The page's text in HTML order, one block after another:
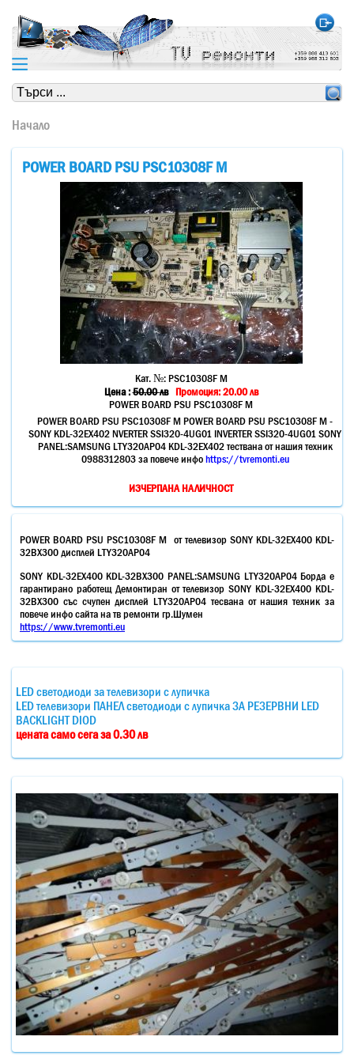
https://www.high-endrolex.com/24
Начало
POWER BOARD PSU PSC10308F M
Кат. №:PSC10308F M
Цена :50.00лв Промоция: 20.00 лв
POWER BOARD PSU PSC10308F M
POWER BOARD PSU PSC10308F M POWER BOARD PSU PSC10308F M -
SONY KDL-32ЕX402 NVERTER SSI320-4UG01 INVERTER SSI320-4UG01 SONY
PANEL:SAMSUNG LTY320AP04 KDL-32EX402 тествана от нашия техник
0988312803 за повече инфоhttps://tvremonti.eu
ИЗЧЕРПАНА НАЛИЧНОСТ
POWER BOARD PSU PSC10308F M от телевизор SONY KDL-32EX400 KDL-
32BX300 дисплей LTY320AP04
SONY KDL-32EX400 KDL-32BX300 PANEL:SAMSUNG LTY320AP04 Борда е
гарантирано работещ Демонтиран от телевизор SONY KDL-32EX400 KDL-
32BX300 със счупен дисплей LTY320AP04 тесвана от нашия техник за
повече инфо сайта на тв ремонти гр.Шумен
https://www.tvremonti.eu
LED светодиоди за телевизори с лупичка
LED телевизори ПАНЕЛ светодиоди с лупичка ЗА РЕЗЕРВНИ LED
BACKLIGHT DIOD
цената само сега за 0.30 лв